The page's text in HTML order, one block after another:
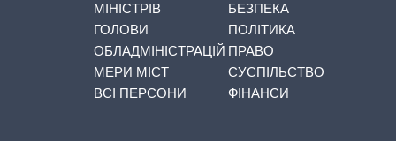
МІНІСТРІВ
ГОЛОВИ
ОБЛАДМІНІСТРАЦІЙ
МЕРИ МІСТ
ВСІ ПЕРСОНИ
БЕЗПЕКА
ПОЛІТИКА
ПРАВО
СУСПІЛЬСТВО
ФІНАНСИ